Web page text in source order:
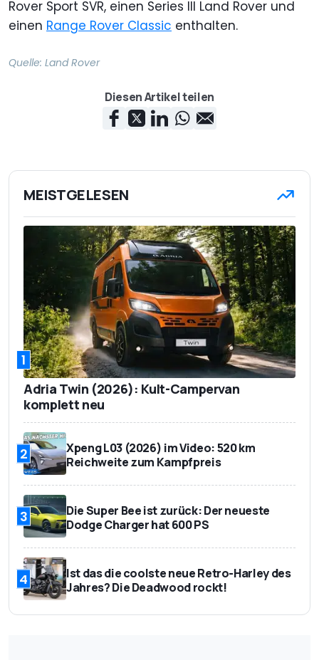
Rover Sport SVR, einen Series III Land Rover und
einen Range Rover Classic enthalten.
Quelle: Land Rover
Diesen Artikel teilen
MEISTGELESEN
1
Adria Twin (2026): Kult-Campervan
komplett neu
2
Xpeng L03 (2026) im Video: 520 km
Reichweite zum Kampfpreis
3
Die Super Bee ist zurück: Der neueste
Dodge Charger hat 600 PS
4
Ist das die coolste neue Retro-Harley des
Jahres? Die Deadwood rockt!